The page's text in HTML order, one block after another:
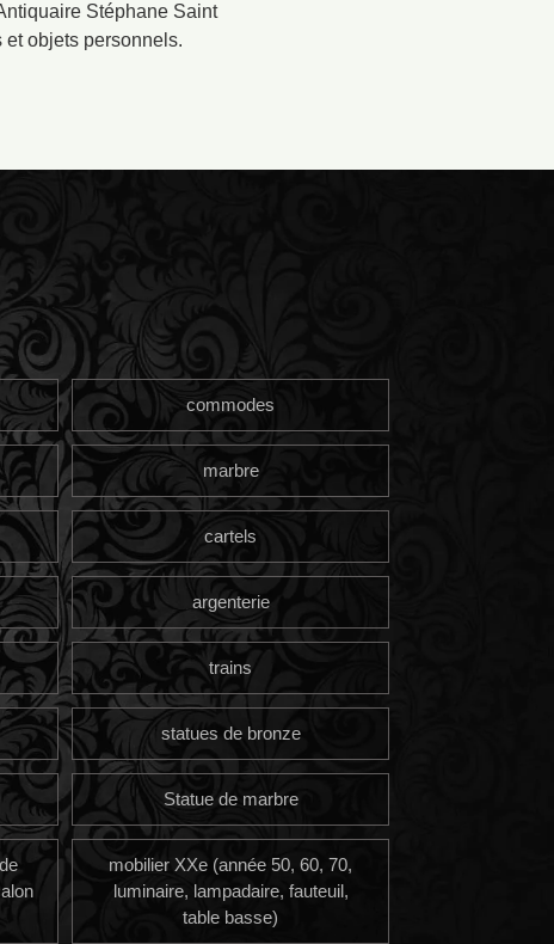
Stéphane Saint
objets personnels.
commodes
marbre
cartels
argenterie
trains
statues de bronze
Statue de marbre
mobilier XXe (année 50, 60, 70,
luminaire, lampadaire, fauteuil,
table basse)